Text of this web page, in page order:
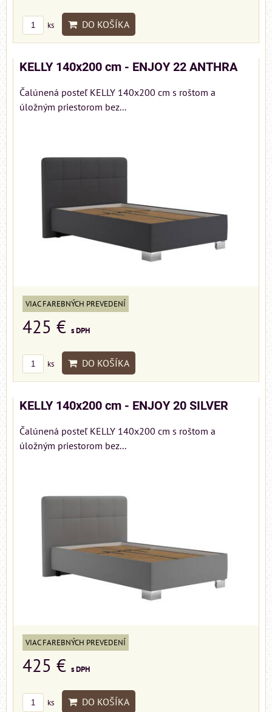
ks DO KOŠÍKA
KELLY 140x200 cm - ENJOY 22 ANTHRA
Čalúnená posteľ KELLY 140x200 cm s roštom a
úložným priestorom bez...
VIAC FAREBNÝCH PREVEDENÍ
425 € s DPH
ks DO KOŠÍKA
KELLY 140x200 cm - ENJOY 20 SILVER
Čalúnená posteľ KELLY 140x200 cm s roštom a
úložným priestorom bez...
VIAC FAREBNÝCH PREVEDENÍ
425 € s DPH
ks DO KOŠÍKA